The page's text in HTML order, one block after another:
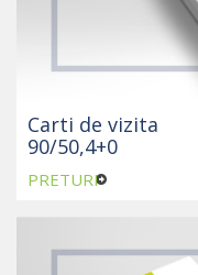
Carti de vizita
90/50,4+0
PRETURI